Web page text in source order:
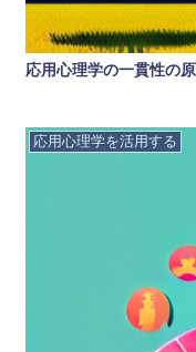
応用心理学の一貫性の
応用心理学を活用する